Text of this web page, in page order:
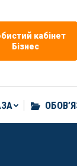
кабiнет
Бізнес